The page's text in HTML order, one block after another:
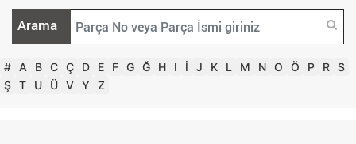
Arama
# A B C Ç D E F G Ğ H I İ J K L M N O Ö P R S
Ş T U Ü V Y Z